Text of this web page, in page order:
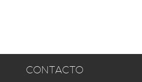
CONTACTO